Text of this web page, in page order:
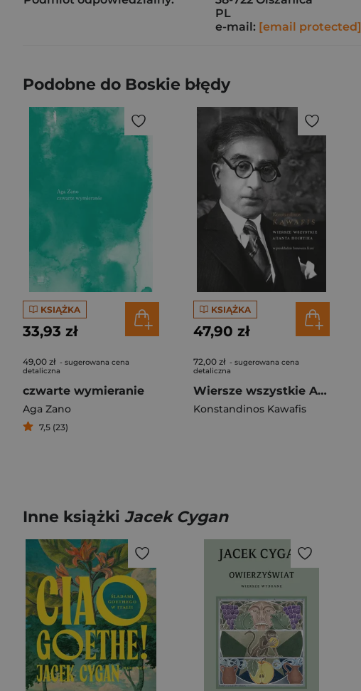
PL
e-mail: [email protected]
Podobne do Boskie błędy
KSIĄŻKA
33,93 zł
49,00 zł - sugerowana cena
detaliczna
czwarte wymieranie
Aga Zano
7,5 (23)
KSIĄŻKA
47,90 zł
72,00 zł - sugerowana cena
detaliczna
Wiersze wszystkie Apanta poietika
Konstandinos Kawafis
Inne książki Jacek Cygan